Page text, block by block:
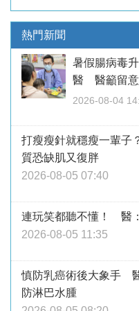
熱門新聞
暑假腸病毒
醫 醫籲留意
2026-08-04
打瘦瘦針就穩瘦一輩
質恐缺肌又復胖
2026-08-05 07:40
連玩笑都聽不懂！ 醫
2026-08-05 11:35
慎防乳癌術後大象手
防淋巴水腫